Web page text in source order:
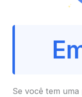
Se você tem